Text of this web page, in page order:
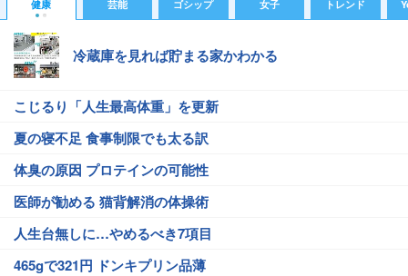
健康 芸能 ゴシップ 女子 トレンド
冷蔵庫を見れば貯まる家かわかる
こじるり「人生最高体重」を更新
夏の寝不足 食事制限でも太る訳
体臭の原因 プロテインの可能性
医師が勧める 猫背解消の体操術
人生台無しに…やめるべき7項目
465gで321円 ドンキプリン品薄